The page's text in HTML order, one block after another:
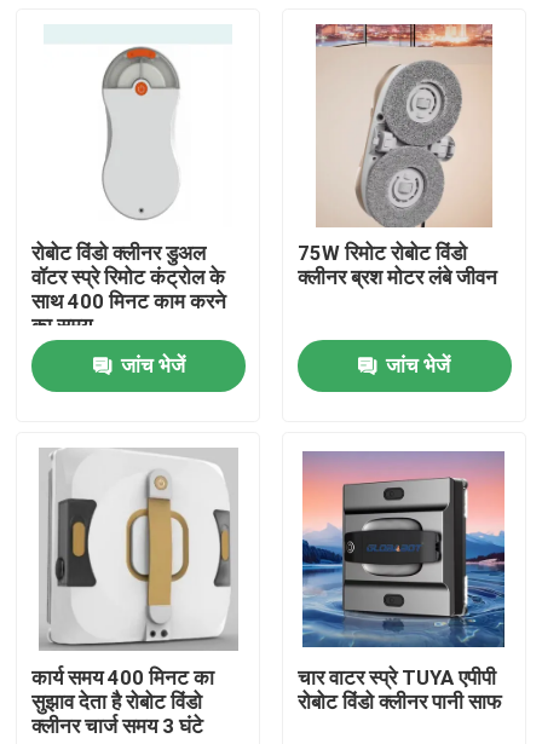
घर
हमारे बारे में
कारखाना भ्रमण
एक उद्धरण का अनुरोध करें
रोबोट वैक्यूम क्लीनर
रोबोट विंडो क्लीनर
रोबोट विंडो क्लीनर डुअल
वॉटर स्प्रे रिमोट कंट्रोल के
साथ 400 मिनट काम करने
का समय
जांच भेजें
75W रिमोट रोबोट विंडो
क्लीनर ब्रश मोटर लंबे जीवन
जांच भेजें
कार्य समय 400 मिनट का
सुझाव देता है रोबोट विंडो
क्लीनर चार्ज समय 3 घंटे
चार वाटर स्प्रे TUYA एपीपी
रोबोट विंडो क्लीनर पानी साफ